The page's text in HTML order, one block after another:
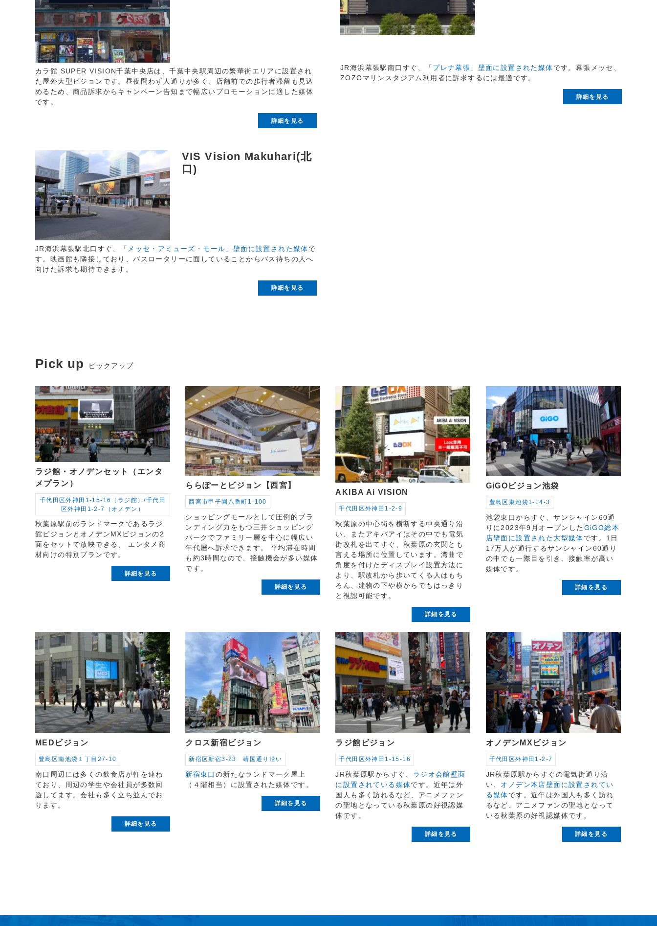
カラ館 SUPER VISION千葉中央店は、千葉中央駅周辺の繁華街エリアに設置され
た屋外大型ビジョンです。昼夜問わず人通りが多く、店舗前での歩行者滞留も見込
めるため、商品訴求からキャンペーン告知まで幅広いプロモーションに適した媒体
です。
詳細を見る
JR海浜幕張駅南口すぐ、 「プレナ幕張」壁面に設置された媒体です。幕張メッセ、
ZOZOマリンスタジアム利用者に訴求するには最適です。
詳細を見る
VIS Vision Makuhari(北
口)
JR海浜幕張駅北口すぐ、 「メッセ・アミューズ・モール」壁面に設置された媒体で
す。映画館も隣接しており、バスロータリーに面していることからバス待ちの人へ
向けた訴求も期待できます。
詳細を見る
Pick up ピックアップ
ラジ館・オノデンセット（エンタ
メプラン）
千代田区外神田1-15-16（ラジ館）/千代田
区外神田1-2-7（オノデン）
秋葉原駅前のランドマークであるラジ
館ビジョンとオノデンMXビジョンの2
面をセットで放映できる、 エンタメ商
材向けの特別プランです。
詳細を見る
ららぽーとビジョン【西宮】
西宮市甲子園八番町1-100
ショッピングモールとして圧倒的ブラ
ンディング力をもつ三井ショッピング
パークでファミリー層を中心に幅広い
年代層へ訴求できます。 平均滞在時間
も約3時間なので、接触機会が多い媒体
です。
詳細を見る
AKIBA Ai VISION
千代田区外神田1-2-9
秋葉原の中心街を横断する中央通り沿
い、またアキバアイはその中でも電気
街改札を出てすぐ、秋葉原の玄関とも
言える場所に位置しています。湾曲で
角度を付けたディスプレイ設置方法に
より、駅改札から歩いてくる人はもち
ろん、建物の下や横からでもはっきり
と視認可能です。
詳細を見る
GiGOビジョン池袋
豊島区東池袋1-14-3
池袋東口からすぐ、サンシャイン60通
りに2023年9月オープンした GiGO総本
店壁面に設置された大型媒体です。1日
17万人が通行するサンシャイン60通り
の中でも一際目を引き、接触率が高い
媒体です。
詳細を見る
MEDビジョン
豊島区南池袋１丁目27-10
南口周辺には多くの飲食店が軒を連ね
ており、周辺の学生や会社員が多数回
遊してます。会社も多く立ち並んでお
ります。
詳細を見る
クロス新宿ビジョン
新宿区新宿3-23 靖国通り沿い
新宿東口 の新たなランドマーク屋上
（４階相当）に設置された媒体です。
詳細を見る
ラジ館ビジョン
千代田区外神田1-15-16
JR秋葉原駅からすぐ、 ラジオ会館壁面
に設置されている媒体です。近年は外
国人も多く訪れるなど、アニメファン
の聖地となっている秋葉原の好視認媒
体です。
詳細を見る
オノデンMXビジョン
千代田区外神田1-2-7
JR秋葉原駅からすぐの電気街通り沿
い、 オノデン本店壁面に設置されてい
る媒体です。近年は外国人も多く訪れ
るなど、アニメファンの聖地となって
いる秋葉原の好視認媒体です。
詳細を見る